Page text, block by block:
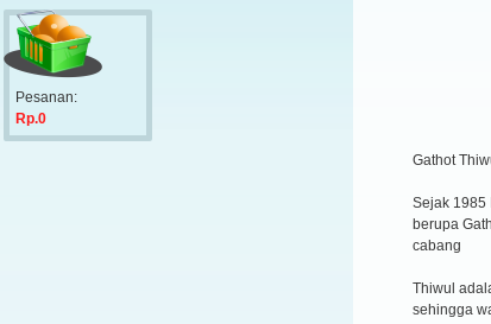
Pesanan:
Rp.0
Gathot
Sejak 1985
berupa
cabang
Thiwul
sehingga